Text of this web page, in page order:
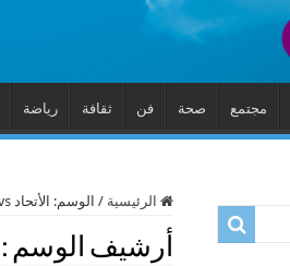
مجتمع صحة فن ثقافة رياضة
الرئيسية / الوسم: الأتحاد vs الأتحادالمصراتي
أرشيف الوسم :